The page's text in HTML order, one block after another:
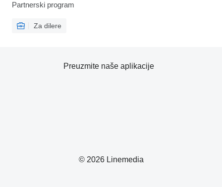
Partnerski program
Za dilere
© 2026 Linemedia
Preuzmite naše aplikacije